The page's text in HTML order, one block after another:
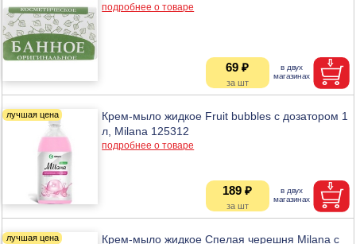
подробнее о товаре
69 ₽
Крем-мыло жидкое Fruit bubbles с дозатором 1
л, Milana 125312
подробнее о товаре
189 ₽
Крем-мыло жидкое Спелая черешня Milana с